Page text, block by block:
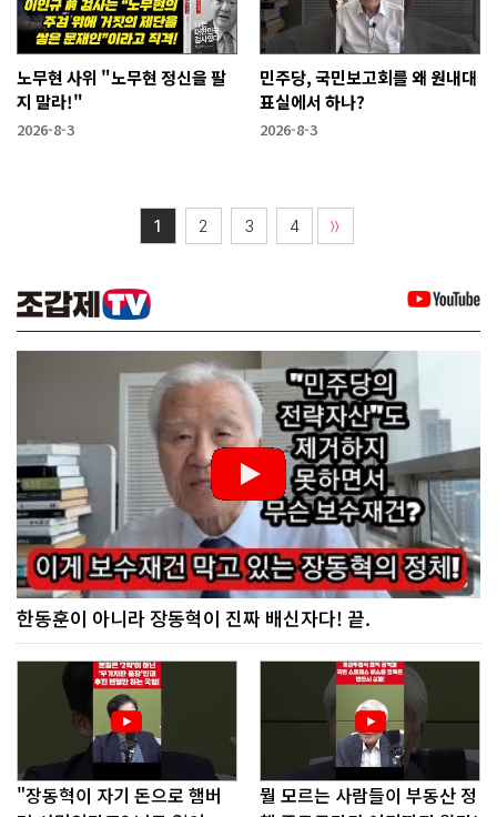
노무현 사위 "노무현 정신을 팔
지 말라!"
2026-8-3
민주당, 국민보고회를 왜 원내대
표실에서 하나?
2026-8-3
1 2 3 4 〉〉
한동훈이 아니라 장동혁이 진짜 배신자다! 끝.
"장동혁이 자기 돈으로 햄버
뭘 모르는 사람들이 부동산 정